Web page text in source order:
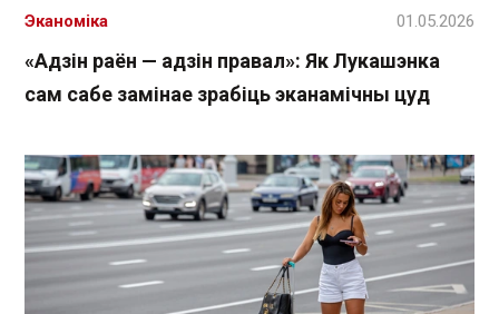
«Адзін раён — адзін правал»: Як Лукашэнка
сам сабе замінае зрабіць эканамічны цуд
Эканоміка 01.05.2026